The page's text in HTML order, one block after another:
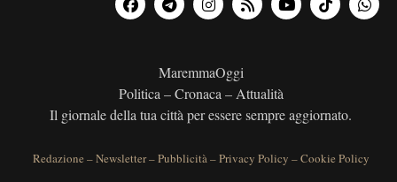
MaremmaOggi
Politica – Cronaca – Attualità
Il giornale della tua città per essere sempre aggiornato.
Redazione –Newsletter–Pubblicità–Privacy Policy –Cookie Policy